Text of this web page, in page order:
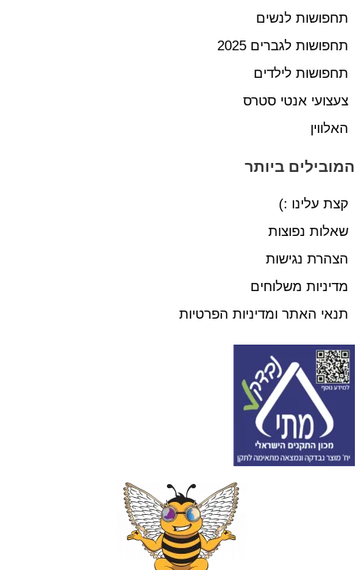
תחפושות לנשים
תחפושות לגברים 2025
תחפושות לילדים
צעצועי אנטי סטרס
האלווין
המובילים ביותר
קצת עלינו :)
שאלות נפוצות
הצהרת נגישות
מדיניות משלוחים
תנאי האתר ומדיניות הפרטיות